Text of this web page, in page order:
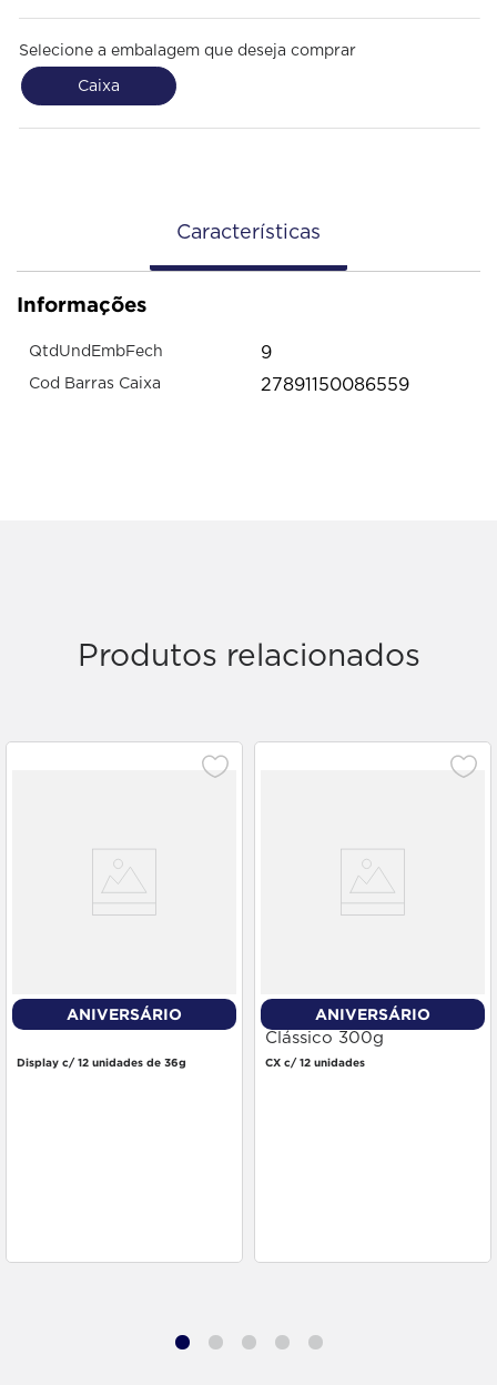
Selecione a embalagem que deseja comprar
Caixa
Características
Informações
QtdUndEmbFech 9
Cod Barras Caixa 27891150086559
Produtos relacionados
ANIVERSÁRIO
Nugget Pasta Preto 36g
Display c/ 12 unidades de 36g
ANIVERSÁRIO
Sapólio Radium Pó
Clássico 300g
CX c/ 12 unidades